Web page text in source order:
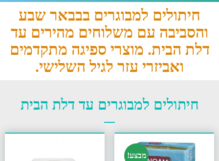
חיתולים למבוגרים בבבאר שבע
והסביבה עם משלוחים מהירים עד
דלת הבית. מוצרי ספיגה מתקדמים
ואביזרי עזר לגיל השלישי.
חיתולים למבוגרים עד דלת הבית
מבצע!